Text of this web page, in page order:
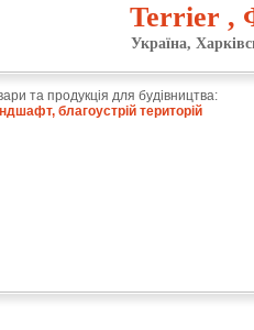
Terrier ,
Україна,
та продукція для будівництва:
благоустрій територій